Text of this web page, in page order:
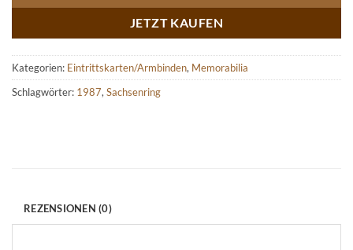
JETZT KAUFEN
Kategorien: Eintrittskarten/Armbinden, Memorabilia
Schlagwörter: 1987, Sachsenring
REZENSIONEN (0)